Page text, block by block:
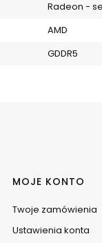
Radeon -
AMD
GDDR5
MOJE KONTO
Twoje zamówienia
Ustawienia konta